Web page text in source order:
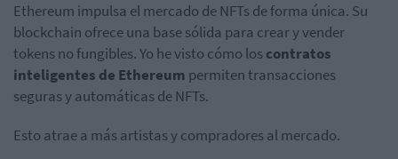
Ethereum impulsa el mercado de NFTs de forma única. Su
blockchain ofrece una base sólida para crear y vender
tokens no fungibles. Yo he visto cómo loscontratos
inteligentes de Ethereum permiten transacciones
seguras y automáticas de NFTs.
Esto atrae a más artistas y compradores al mercado.